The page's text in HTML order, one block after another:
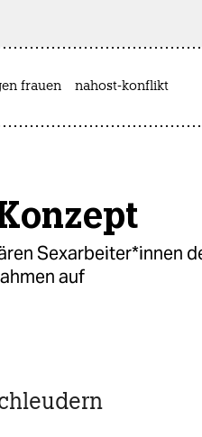
frauen nahost-konflikt
Sexarbeiter*innen
auf